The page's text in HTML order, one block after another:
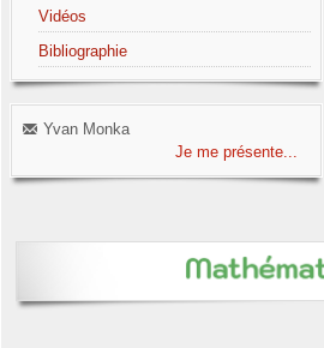
Vidéos
Bibliographie
Yvan Monka
Je me présente...